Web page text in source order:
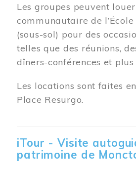
Les groupes peuvent
communautaire de
(sous-sol) pour des
telles que des réunions,
dîners-conférences et plus
Les locations sont faites en
Place Resurgo.
iTour - Visite
patrimoine de